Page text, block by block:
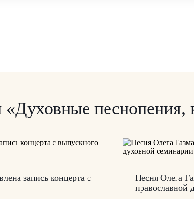
«Духовные песнопения,
запись концерта с
Песня Олега
православной